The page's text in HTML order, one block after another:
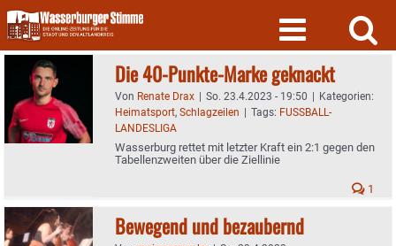
Skip
to
content
Die 40-Punkte-Marke geknackt
Von Renate Drax | So. 23.4.2023 - 19:50 | Kategorien:
Heimatsport, Schlagzeilen | Tags: FUSSBALL-
LANDESLIGA
Wasserburg rettet mit letzter Kraft ein 2:1 gegen den
Tabellenzweiten über die Ziellinie
1
Bewegend und bezaubernd